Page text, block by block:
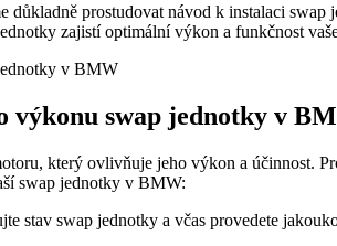
důkladně prostudovat návod k instalaci
zajistí optimální výkon a funkčnost
swap jednotky v
který ovlivňuje jeho výkon a účinnost.
swap jednotky v BMW:
stav swap jednotky a včas provedete